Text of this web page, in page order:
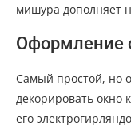
мишура дополняет
Оформление
Самый простой, но
декорировать окно
его